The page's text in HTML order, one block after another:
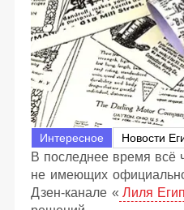
Интересное Новости
В последнее время всё
не имеющих
Дзен-канале « Лиля